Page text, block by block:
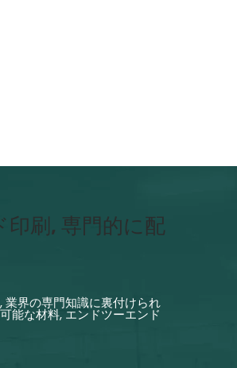
刷, 専門的に配
業界の専門知識に裏付けられ
能な材料, エンドツーエンド